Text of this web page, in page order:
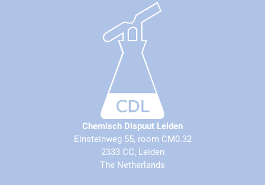
Chemisch Dispuut Leiden
Einsteinweg 55, room CM0.32
2333 CC, Leiden
The Netherlands